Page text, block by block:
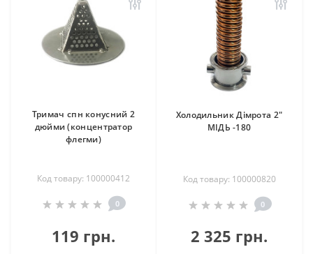
Тримач спн конусний 2
дюйми (концентратор
флегми)
Код товару: 100000412
0
119 грн.
Холодильник Дімрота 2"
МІДЬ -180
Код товару: 100000820
0
2 325 грн.